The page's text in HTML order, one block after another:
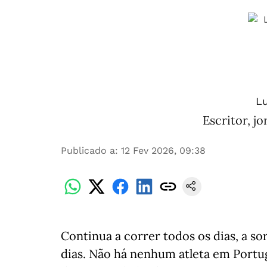
Escritor,
Publicado a: 12 Fev 2026, 09:38
Continua a correr todos os dias, a
dias. Não há nenhum atleta em